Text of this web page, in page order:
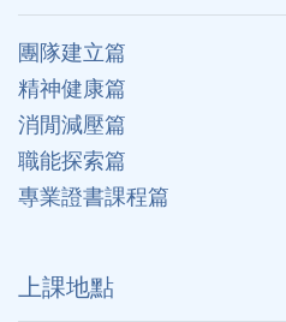
團隊建立篇
精神健康篇
消閒減壓篇
職能探索篇
專業證書課程篇
上課地點